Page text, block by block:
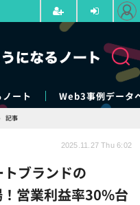
ート Web3事例データ
› 記事
ブランドの
営業利益率30%台
2025.11.27 Thu 6:02